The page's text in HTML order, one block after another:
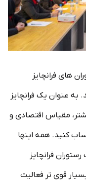
های فرانچایز
به عنوان یک فرانچایز
مقیاس اقتصادی و
کنید. همه اینها
فرانچایز
قوی تر فعالیت